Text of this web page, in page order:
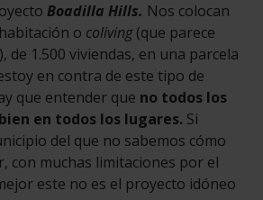
Boadilla Hills. Nos colocan
o coliving(que parece
de 1.500 viviendas, en una parcela
en contra de este tipo de
que entender que no todos los
en todos los lugares. Si
del que no sabemos cómo
con muchas limitaciones por el
este no es el proyecto idóneo